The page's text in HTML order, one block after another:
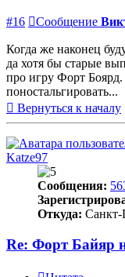
#16 Сообщение
Когда же наконец
да хотя бы старые
про игру Форт Боярд.
поностальгировать...
Вернуться к началу
Katze97
Сообщения:
Откуда: Санкт-
Re: Форт Байяр